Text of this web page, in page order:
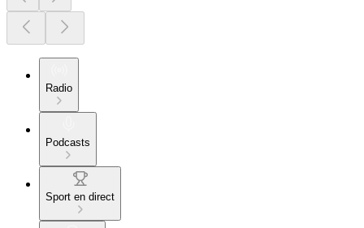
Radio
Podcasts
Sport en direct